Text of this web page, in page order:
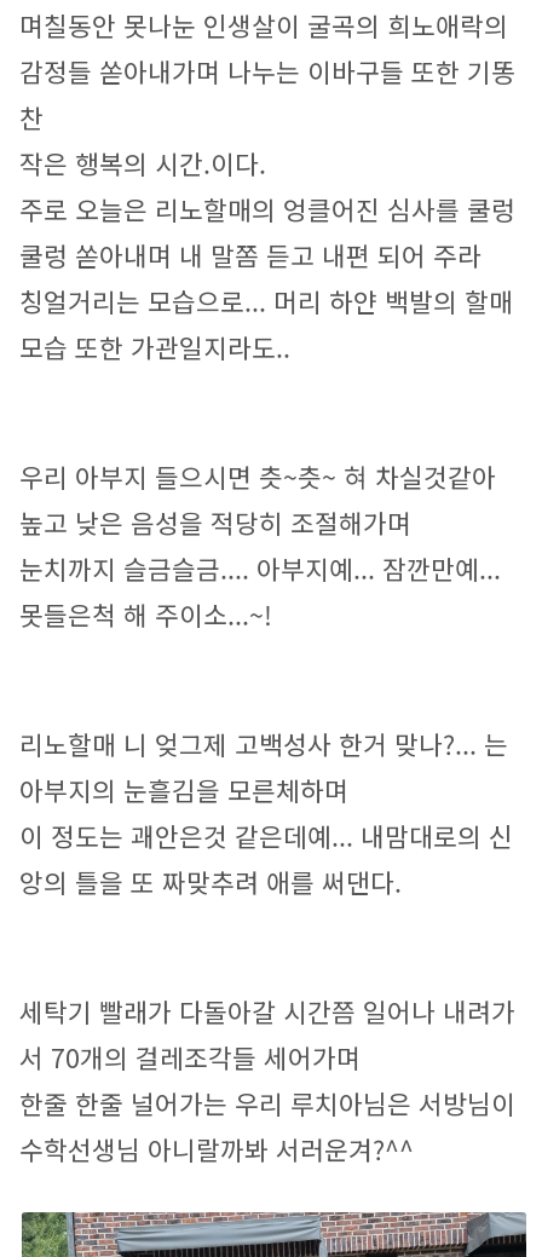
며칠동안 못나눈 인생살이 굴곡의 희노애락의
감정들 쏟아내가며 나누는 이바구들 또한 기똥
찬
작은 행복의 시간.이다.
주로 오늘은 리노할매의 엉클어진 심사를 쿨렁
쿨렁 쏟아내며 내 말쫌 듣고 내편 되어 주라
칭얼거리는 모습으로... 머리 하얀 백발의 할매
모습 또한 가관일지라도..
우리 아부지 들으시면 츳~츳~ 혀 차실것같아
높고 낮은 음성을 적당히 조절해가며
눈치까지 슬금슬금.... 아부지예... 잠깐만예...
못들은척 해 주이소...~!
리노할매 니 엊그제 고백성사 한거 맞나?... 는
아부지의 눈흘김을 모른체하며
이 정도는 괘안은것 같은데예... 내맘대로의 신
앙의 틀을 또 짜맞추려 애를 써댄다.
세탁기 빨래가 다돌아갈 시간쯤 일어나 내려가
서 70개의 걸레조각들 세어가며
한줄 한줄 널어가는 우리 루치아님은 서방님이
수학선생님 아니랄까봐 서러운겨?^^